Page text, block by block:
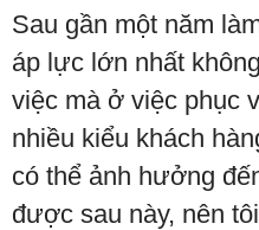
Sau gần một năm
áp lực lớn nhất
việc mà ở việc phục
nhiều kiểu khách
có thể ảnh hưởng
được sau này, nên